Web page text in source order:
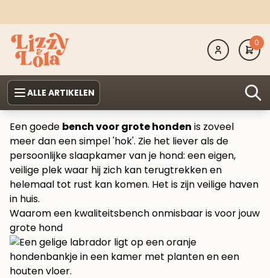
0
ALLE ARTIKELEN
Een goede bench voor grote honden is zoveel
meer dan een simpel 'hok'. Zie het liever als de
persoonlijke slaapkamer van je hond: een eigen,
veilige plek waar hij zich kan terugtrekken en
helemaal tot rust kan komen. Het is zijn veilige haven
in huis.
Waarom een kwaliteitsbench onmisbaar is voor jouw
grote hond